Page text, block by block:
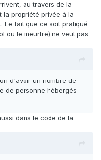
au travers de la
la propriété privée à la
Le fait que ce soit pratiqué
ou le meurtre) ne veut pas
d'avoir un nombre de
de personne hébergés
dans le code de la